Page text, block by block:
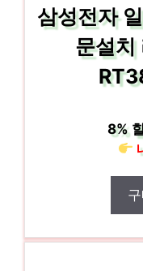
삼성전자
문설치
8%